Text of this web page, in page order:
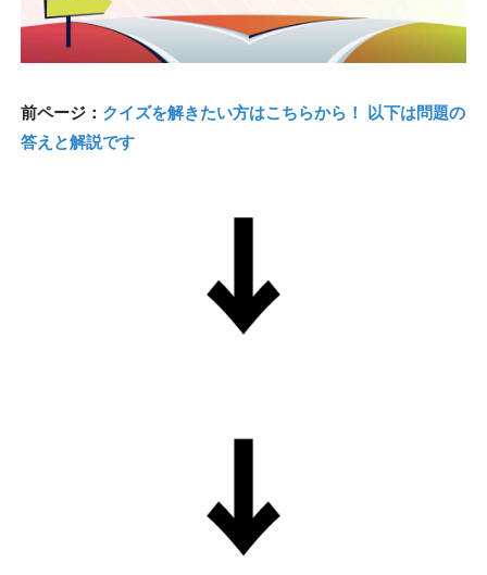
前ページ： クイズを解きたい方はこちらから！ 以下は問題の
答えと解説です